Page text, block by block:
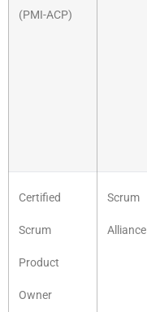
(PMI-ACP)
Certified
Scrum
Product
Owner
Scrum
Alliance